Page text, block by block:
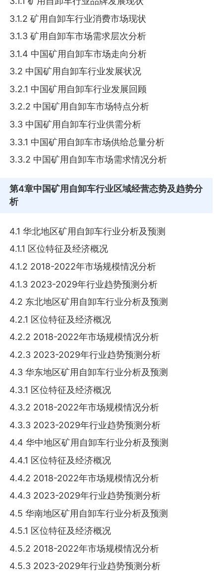
3.1.2 矿用自卸车行业消费市场现状
3.1.3 矿用自卸车市场需求层次分析
3.1.4 中国矿用自卸车市场走向分析
3.2 中国矿用自卸车行业发展状况
3.2.1 中国矿用自卸车行业发展回顾
3.2.2 中国矿用自卸车市场特点分析
3.3 中国矿用自卸车行业供需分析
3.3.1 中国矿用自卸车市场供给总量分析
3.3.2 中国矿用自卸车市场需求情况分析
第4章中国矿用自卸车行业区域经营态势及趋势分
析
4.1 华北地区矿用自卸车行业分析及预测
4.1.1 区位特征及经济概况
4.1.2 2018-2022年市场规模情况分析
4.1.3 2023-2029年行业趋势预测分析
4.2 东北地区矿用自卸车行业分析及预测
4.2.1 区位特征及经济概况
4.2.2 2018-2022年市场规模情况分析
4.2.3 2023-2029年行业趋势预测分析
4.3 华东地区矿用自卸车行业分析及预测
4.3.1 区位特征及经济概况
4.3.2 2018-2022年市场规模情况分析
4.3.3 2023-2029年行业趋势预测分析
4.4 华中地区矿用自卸车行业分析及预测
4.4.1 区位特征及经济概况
4.4.2 2018-2022年市场规模情况分析
4.4.3 2023-2029年行业趋势预测分析
4.5 华南地区矿用自卸车行业分析及预测
4.5.1 区位特征及经济概况
4.5.2 2018-2022年市场规模情况分析
4.5.3 2023-2029年行业趋势预测分析